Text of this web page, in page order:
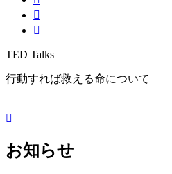
TED Talks
行動すれば救える命について
お知らせ